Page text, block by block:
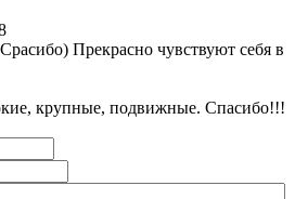
Прекрасно чувствуют себя в
крупные, подвижные. Спасибо!!!